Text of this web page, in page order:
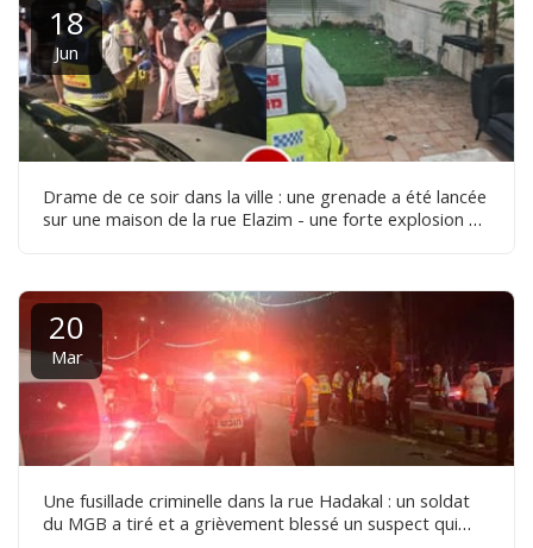
18
Jun
Drame de ce soir dans la ville : une grenade a été lancée
sur une maison de la rue Elazim - une forte explosion a
20
Mar
Une fusillade criminelle dans la rue Hadakal : un soldat
du MGB a tiré et a grièvement blessé un suspect qui